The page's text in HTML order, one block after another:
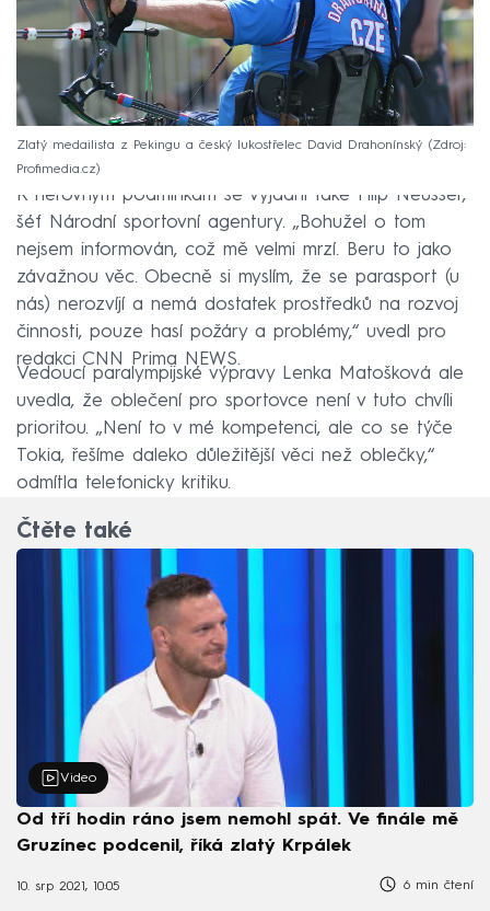
Zlatý medailista z Pekingu a český lukostřelec David Drahonínský
Zdroj:
Profimedia.cz
K nerovným podmínkám se vyjádřil také Filip Neusser,
šéf Národní sportovní agentury. „Bohužel o tom
nejsem informován, což mě velmi mrzí. Beru to jako
závažnou věc. Obecně si myslím, že se parasport (u
nás) nerozvíjí a nemá dostatek prostředků na rozvoj
činnosti, pouze hasí požáry a problémy,“ uvedl pro
redakci CNN Prima NEWS.
Vedoucí paralympijské výpravy Lenka Matošková ale
uvedla, že oblečení pro sportovce není v tuto chvíli
prioritou. „Není to v mé kompetenci, ale co se týče
Tokia, řešíme daleko důležitější věci než oblečky,“
odmítla telefonicky kritiku.
Čtěte také
Video
Od tří hodin ráno jsem nemohl spát. Ve finále mě
Gruzínec podcenil, říká zlatý Krpálek
10. srp 2021, 10:05 6 min čtení